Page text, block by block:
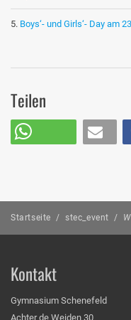
Boys‘- und Girls‘- Day am
Teilen
Startseite / stec_event /
Kontakt
Gymnasium Schenefeld
Achter de Weiden 30